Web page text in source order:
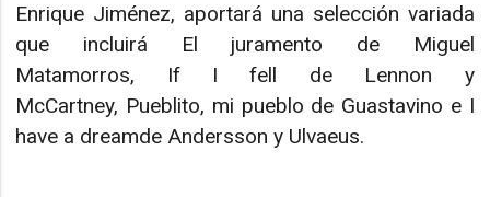
Enrique Jiménez, aportará una selección variada
que incluirá El juramento de Miguel
Matamorros, If I fell de Lennon y
McCartney, Pueblito, mi pueblo de Guastavino e I
have a dreamde Andersson y Ulvaeus.